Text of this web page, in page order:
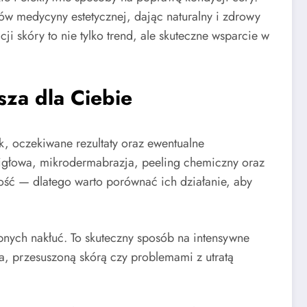
medycyny estetycznej, dając naturalny i zdrowy
skóry to nie tylko trend, ale skuteczne wsparcie w
dla Ciebie
rezultaty oraz ewentualne
mikrodermabrazja, peeling chemiczny oraz
— dlatego warto porównać ich działanie, aby
nakłuć. To skuteczny sposób na intensywne
przesuszoną skórą czy problemami z utratą